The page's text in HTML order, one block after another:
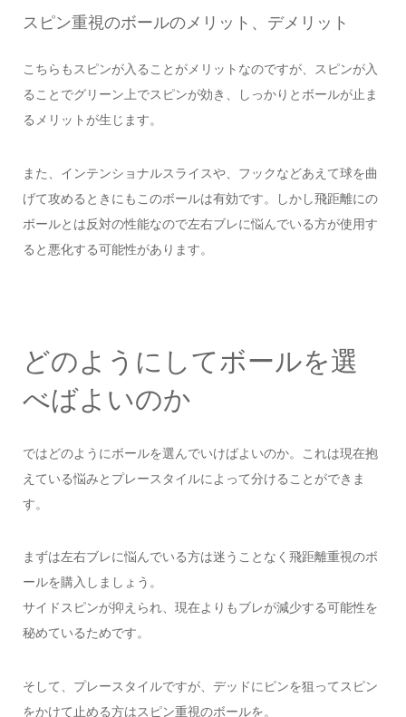
スピン重視のボールのメリット、デメリット
こちらもスピンが入ることがメリットなのですが、スピンが入
ることでグリーン上でスピンが効き、しっかりとボールが止ま
るメリットが生じます。
また、インテンショナルスライスや、フックなどあえて球を曲
げて攻めるときにもこのボールは有効です。しかし飛距離にの
ボールとは反対の性能なので左右ブレに悩んでいる方が使用す
ると悪化する可能性があります。
どのようにしてボールを選
べばよいのか
ではどのようにボールを選んでいけばよいのか。これは現在抱
えている悩みとプレースタイルによって分けることができま
す。
まずは左右ブレに悩んでいる方は迷うことなく飛距離重視のボ
ールを購入しましょう。
サイドスピンが抑えられ、現在よりもブレが減少する可能性を
秘めているためです。
そして、プレースタイルですが、デッドにピンを狙ってスピン
をかけて止める方はスピン重視のボールを。